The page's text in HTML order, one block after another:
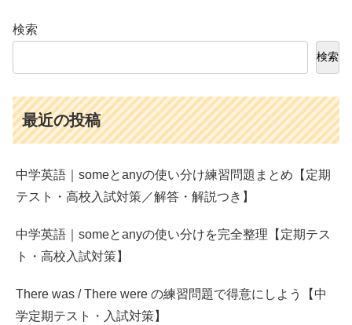
検索
検索
最近の投稿
中学英語｜someとanyの使い分け練習問題まとめ【定期
テスト・高校入試対策／解答・解説つき】
中学英語｜someとanyの使い分けを完全整理【定期テス
ト・高校入試対策】
There was / There were の練習問題で得意にしよう【中
学定期テスト・入試対策】